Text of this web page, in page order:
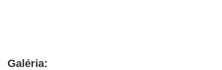
Galéria: